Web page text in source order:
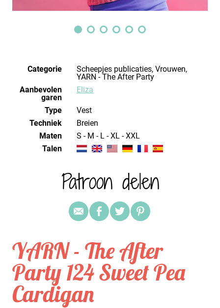
Categorie
Scheepjes publicaties, Vrouwen,
YARN - The After Party
Aanbevolen
garen
Eliza
Type
Vest
Techniek
breien
Maten
S - M - L - XL - XXL
Talen
Patroon delen
YARN - The After
Party 124 Sweet Pea
Cardigan